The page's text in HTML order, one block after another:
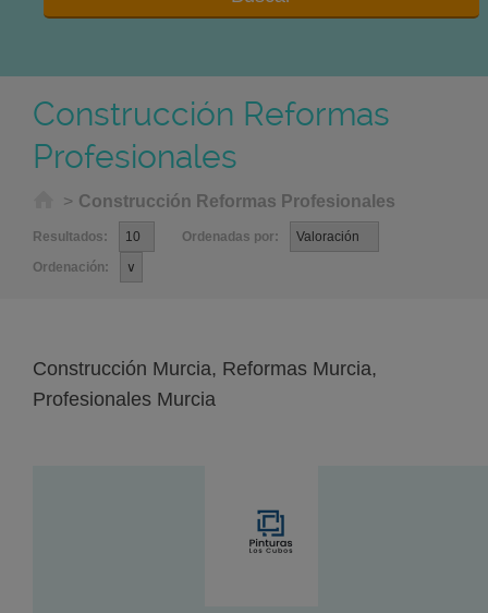
Construcción Reformas
Profesionales
Home
> Construcción Reformas Profesionales
Resultados:
Ordenadas por:
Ordenación:
Construcción Murcia, Reformas Murcia,
Profesionales Murcia